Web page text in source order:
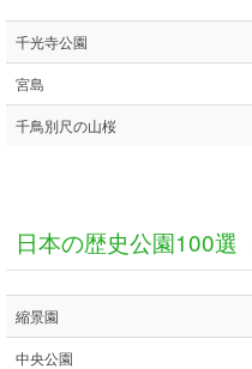
千光寺公園
宮島
千鳥別尺の山桜
日本の歴史公園100選
縮景園
中央公園